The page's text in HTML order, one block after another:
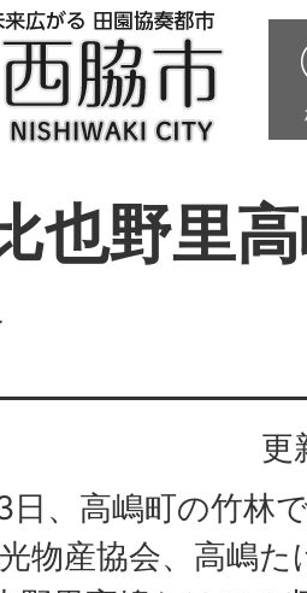
也野里
更
、高嶋町の竹林
物産協会、高嶋